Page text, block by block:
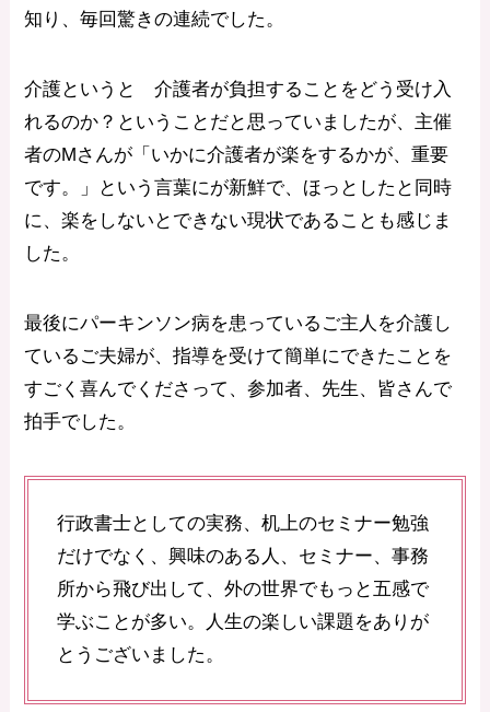
知り、毎回驚きの連続でした。
介護というと 介護者が負担することをどう受け入
れるのか？ということだと思っていましたが、主催
者のMさんが「いかに介護者が楽をするかが、重要
です。」という言葉にが新鮮で、ほっとしたと同時
に、楽をしないとできない現状であることも感じま
した。
最後にパーキンソン病を患っているご主人を介護し
ているご夫婦が、指導を受けて簡単にできたことを
すごく喜んでくださって、参加者、先生、皆さんで
拍手でした。
行政書士としての実務、机上のセミナー勉強
だけでなく、興味のある人、セミナー、事務
所から飛び出して、外の世界でもっと五感で
学ぶことが多い。人生の楽しい課題をありが
とうございました。